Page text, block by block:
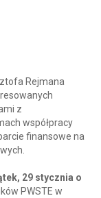
Rejmana
z
współpracy
finansowe na
29 stycznia o
PWSTE w